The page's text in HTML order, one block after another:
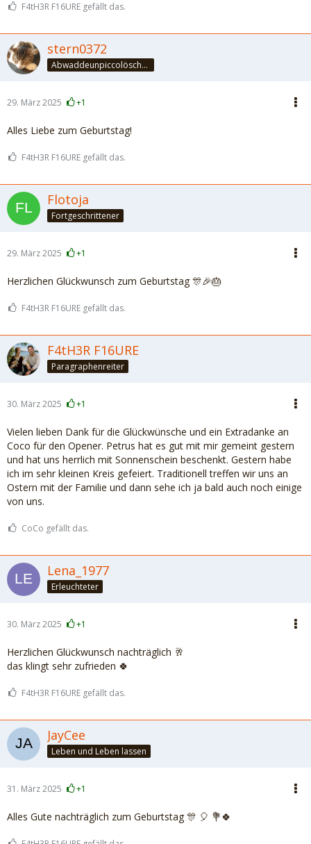
F4tH3R F16URE gefällt das.
stern0372
Abwaddeunpiccolöschedrinke
29. März 2025 +1
Alles Liebe zum Geburtstag!
F4tH3R F16URE gefällt das.
Flotoja
Fortgeschrittener
29. März 2025 +1
Herzlichen Glückwunsch zum Geburtstag 🎊🎉🎂
F4tH3R F16URE gefällt das.
F4tH3R F16URE
Paragraphenreiter
30. März 2025 +1
Vielen lieben Dank für die Glückwünsche und ein Extradanke an
Coco für den Opener. Petrus hat es gut mit mir gemeint gestern
und hat uns herrlich mit Sonnenschein beschenkt. Gestern habe
ich im sehr kleinen Kreis gefeiert. Traditionell treffen wir uns an
Ostern mit der Familie und dann sehe ich ja bald auch noch einige
von uns.
CoCo gefällt das.
Lena_1977
Erleuchteter
30. März 2025 +1
Herzlichen Glückwunsch nachträglich 🥂
das klingt sehr zufrieden 🍀
F4tH3R F16URE gefällt das.
JayCee
Leben und Leben lassen
31. März 2025 +1
Alles Gute nachträglich zum Geburtstag 🎊 🎈 💐🍀